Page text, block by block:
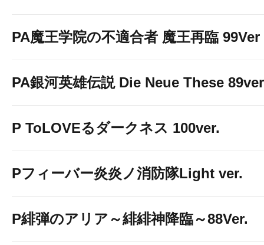
PA魔王学院の不適合者 魔王再臨 99Ver
PA銀河英雄伝説 Die Neue These
P ToLOVEるダークネス 100ver.
Pフィーバー炎炎ノ消防隊Light ver.
P緋弾のアリア～緋緋神降臨～88Ver.